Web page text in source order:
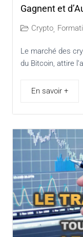
Gagnent et
Crypto,
Le marché des
du Bitcoin, attire
En savoir +